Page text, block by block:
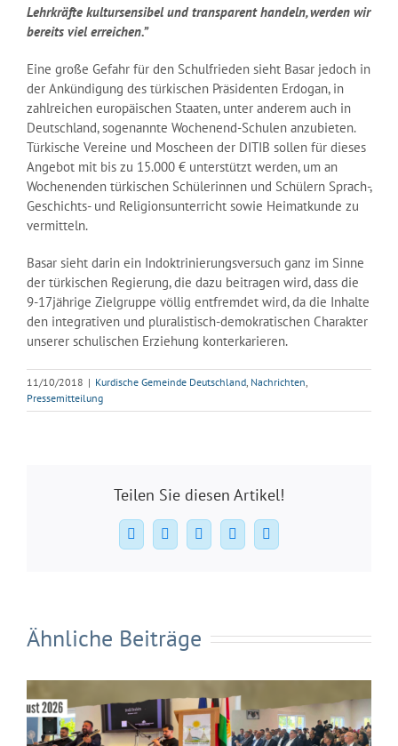
Lehrkräfte kultursensibel und transparent handeln, werden wir
bereits viel erreichen.”
Eine große Gefahr für den Schulfrieden sieht Basar jedoch in
der Ankündigung des türkischen Präsidenten Erdogan, in
zahlreichen europäischen Staaten, unter anderem auch in
Deutschland, sogenannte Wochenend-Schulen anzubieten.
Türkische Vereine und Moscheen der DITIB sollen für dieses
Angebot mit bis zu 15.000 € unterstützt werden, um an
Wochenenden türkischen Schülerinnen und Schülern Sprach-,
Geschichts- und Religionsunterricht sowie Heimatkunde zu
vermitteln.
Basar sieht darin ein Indoktrinierungsversuch ganz im Sinne
der türkischen Regierung, die dazu beitragen wird, dass die
9-17jährige Zielgruppe völlig entfremdet wird, da die Inhalte
den integrativen und pluralistisch-demokratischen Charakter
unserer schulischen Erziehung konterkarieren.
11/10/2018 | Kurdische Gemeinde Deutschland, Nachrichten,
Pressemitteilung
Teilen Sie diesen Artikel!
Facebook
X WhatsAppPinterest
E-
Mail
Ähnliche Beiträge